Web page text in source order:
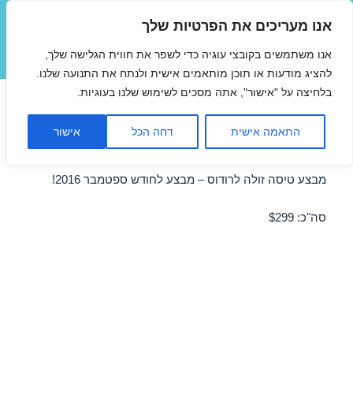
אנו מעריכים את הפרטיות שלך
אנו משתמשים בקובצי עוגיה כדי לשפר את חווית הגלישה שלך,
להציג מודעות או תוכן מותאמים אישית ולנתח את התנועה שלנו.
בלחיצה על "אישור", אתה מסכים לשימוש שלנו בעוגיות.
התאמה אישית דחה הכל אישור
תפריטים
ווידג'טים
טיסות זולות לרודוס בספטמבר
20/09/2016
מבצע טיסה זולה לרודוס – מבצע לחודש ספטמבר 2016!
סה"כ: $299